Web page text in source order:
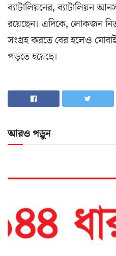
ব্যাটালিয়নের, ব্যাটালিয়ন
রয়েছেন। এদিকে, লোকজন
সংগ্রহ করতে বের হলেও
পড়তে হয়েছে।
আরও পড়ুন